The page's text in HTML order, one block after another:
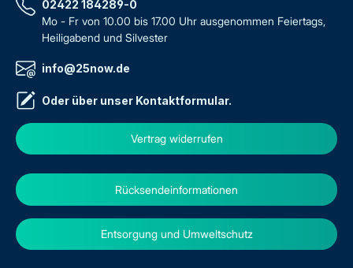
02422 184289-0
Mo - Fr von 10.00 bis 17.00 Uhr ausgenommen Feiertags,
Heiligabend und Silvester
info@25now.de
Oder über unser Kontaktformular.
Vertrag widerrufen
Rücksendeinformationen
Entsorgung und Umweltschutz